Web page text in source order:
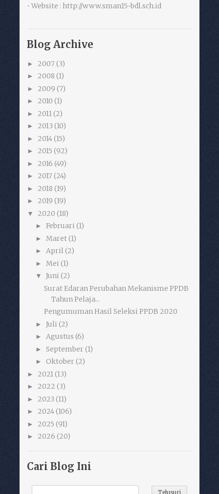
• Website : http://www.sman15-bdl.sch.id
Blog Archive
► 2007 (3)
► 2008 (1)
► 2009 (7)
► 2010 (1)
► 2011 (2)
► 2013 (10)
► 2014(15)
► 2015 (92)
► 2016 (49)
► 2017 (24)
► 2018 (19)
► 2019 (19)
▼ 2020 (18)
► Februari (1)
► Maret(1)
► April(2)
► Mei (1)
▼ Juni (2)
Surat Edaran Perubahan Mekanisme PPDB
Tahun Pelaja...
Pengumuman Hasil Seleksi PPDB 2020
► Juli (2)
► Agustus (6)
► September (1)
► Oktober (2)
► 2021 (13)
► 2022 (3)
► 2023 (11)
► 2024(106)
► 2025 (91)
► 2026 (20)
Cari Blog Ini